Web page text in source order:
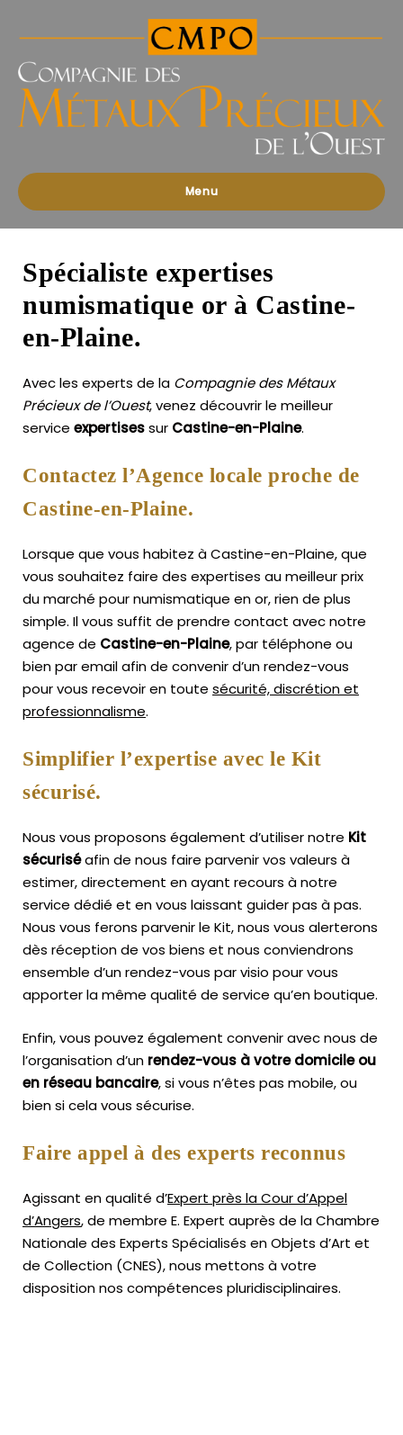
des
Précieux
l'Ouest
Menu
Spécialiste expertises
numismatique or à Castine-
en-Plaine.
Avec les experts de la Compagnie des Métaux
Précieux de l’Ouest, venez découvrir le meilleur
service expertisessur Castine-en-Plaine.
Contactez l’Agence locale proche de
Castine-en-Plaine.
Lorsque que vous habitez à Castine-en-Plaine, que
vous souhaitez faire des expertises au meilleur prix
du marché pour numismatique en or, rien de plus
simple. Il vous suffit de prendre contact avec notre
agence de Castine-en-Plaine, par téléphone ou
bien par email afin de convenir d’un rendez-vous
pour vous recevoir en toute sécurité, discrétion et
professionnalisme.
Simplifier l’expertise avec le Kit
sécurisé.
Nous vous proposons également d’utiliser notre Kit
sécuriséafin de nous faire parvenir vos valeurs à
estimer, directement en ayant recours à notre
service dédié et en vous laissant guider pas à pas.
Nous vous ferons parvenir le Kit, nous vous alerterons
dès réception de vos biens et nous conviendrons
ensemble d’un rendez-vous par visio pour vous
apporter la même qualité de service qu’en boutique.
Enfin, vous pouvez également convenir avec nous de
l’organisation d’un rendez-vous à votre domicile ou
en réseau bancaire, si vous n’êtes pas mobile, ou
bien si cela vous sécurise.
Faire appel à des experts reconnus
Agissant en qualité d’Expert près la Cour d’Appel
d’Angers, de membre E. Expert auprès de laChambre
Nationale des Experts Spécialisés en Objets d’Art et
de Collection (CNES),nous mettons à votre
disposition nos compétences pluridisciplinaires.